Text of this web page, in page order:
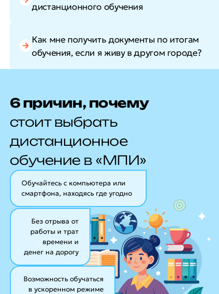
дистанционного обучения
Как мне получить документы по итогам
обучения, если я живу в другом городе?
6 причин, почему
стоит выбрать
дистанционное
обучение в «МПИ»
Обучайтесь с компьютера или
смартфона, находясь где угодно
Возможность обучаться
в ускоренном режиме
Без отрыва от
работы и трат
времени и
денег на дорогу